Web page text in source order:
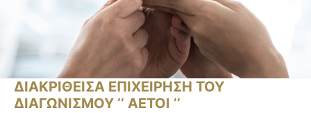
ΔΙΑΚΡΙΘΕΙΣΑ ΕΠΙΧΕΙΡΗΣΗ ΤΟΥ
ΔΙΑΓΩΝΙΣΜΟΥ ‘’ ΑΕΤΟΙ ‘’